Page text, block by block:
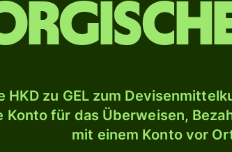
HKD zu GEL zum
Konto für das Überweisen,
mit einem Konto vor